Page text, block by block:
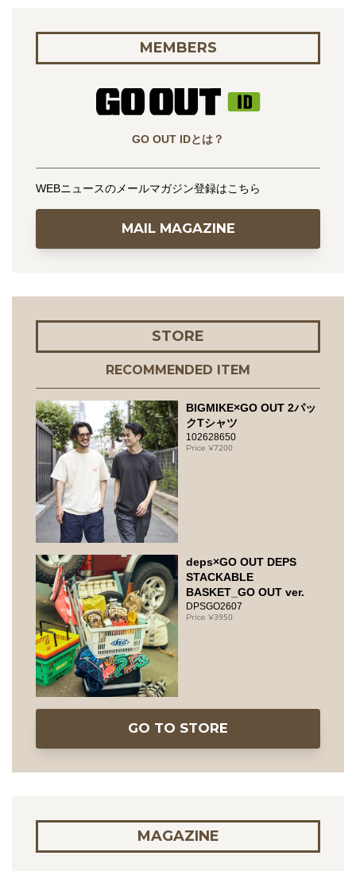
MEMBERS
GO OUT IDとは？
WEBニュースのメールマガジン登録はこちら
MAIL MAGAZINE
STORE
RECOMMENDED ITEM
BIGMIKE×GO OUT 2パッ
クTシャツ
102628650
7200
deps×GO OUT DEPS
STACKABLE
BASKET_GO OUT ver.
DPSGO2607
3950
GO TO STORE
MAGAZINE